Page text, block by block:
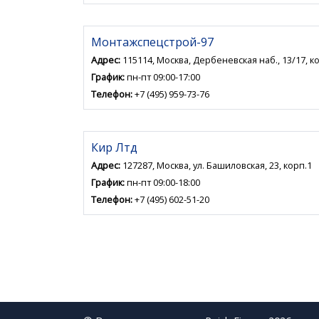
Монтажспецстрой-97
Адрес: 115114, Москва, Дербеневская наб., 13/17,
График:пн-пт 09:00-17:00
Телефон:+7 (495) 959-73-76
Кир Лтд
Адрес: 127287, Москва, ул. Башиловская, 23, корп.1
График:пн-пт 09:00-18:00
Телефон:+7 (495) 602-51-20